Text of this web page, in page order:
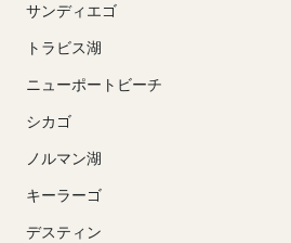
サンディエゴ
トラビス湖
ニューポートビーチ
シカゴ
ノルマン湖
キーラーゴ
デスティン